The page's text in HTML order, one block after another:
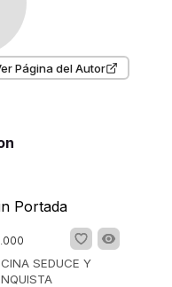
Página del Autor
.000
SEDUCE Y